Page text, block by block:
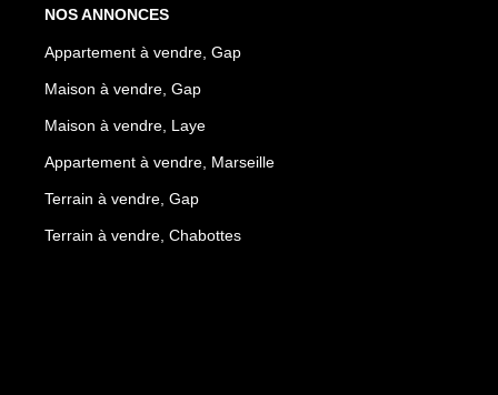
NOS ANNONCES
Appartement à vendre, Gap
Maison à vendre, Gap
Maison à vendre, Laye
Appartement à vendre, Marseille
Terrain à vendre, Gap
Terrain à vendre, Chabottes